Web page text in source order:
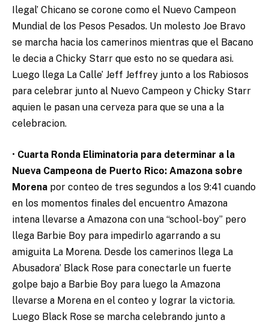
Ilegal’ Chicano se corone como el Nuevo Campeon
Mundial de los Pesos Pesados. Un molesto Joe Bravo
se marcha hacia los camerinos mientras que el Bacano
le decia a Chicky Starr que esto no se quedara asi.
Luego llega La Calle’ Jeff Jeffrey junto a los Rabiosos
para celebrar junto al Nuevo Campeon y Chicky Starr
aquien le pasan una cerveza para que se una a la
celebracion.
• Cuarta Ronda Eliminatoria para determinar a la
Nueva Campeona de Puerto Rico: Amazona sobre
Morena por conteo de tres segundos a los 9:41 cuando
en los momentos finales del encuentro Amazona
intena llevarse a Amazona con una “school-boy” pero
llega Barbie Boy para impedirlo agarrando a su
amiguita La Morena. Desde los camerinos llega La
Abusadora’ Black Rose para conectarle un fuerte
golpe bajo a Barbie Boy para luego la Amazona
llevarse a Morena en el conteo y lograr la victoria.
Luego Black Rose se marcha celebrando junto a